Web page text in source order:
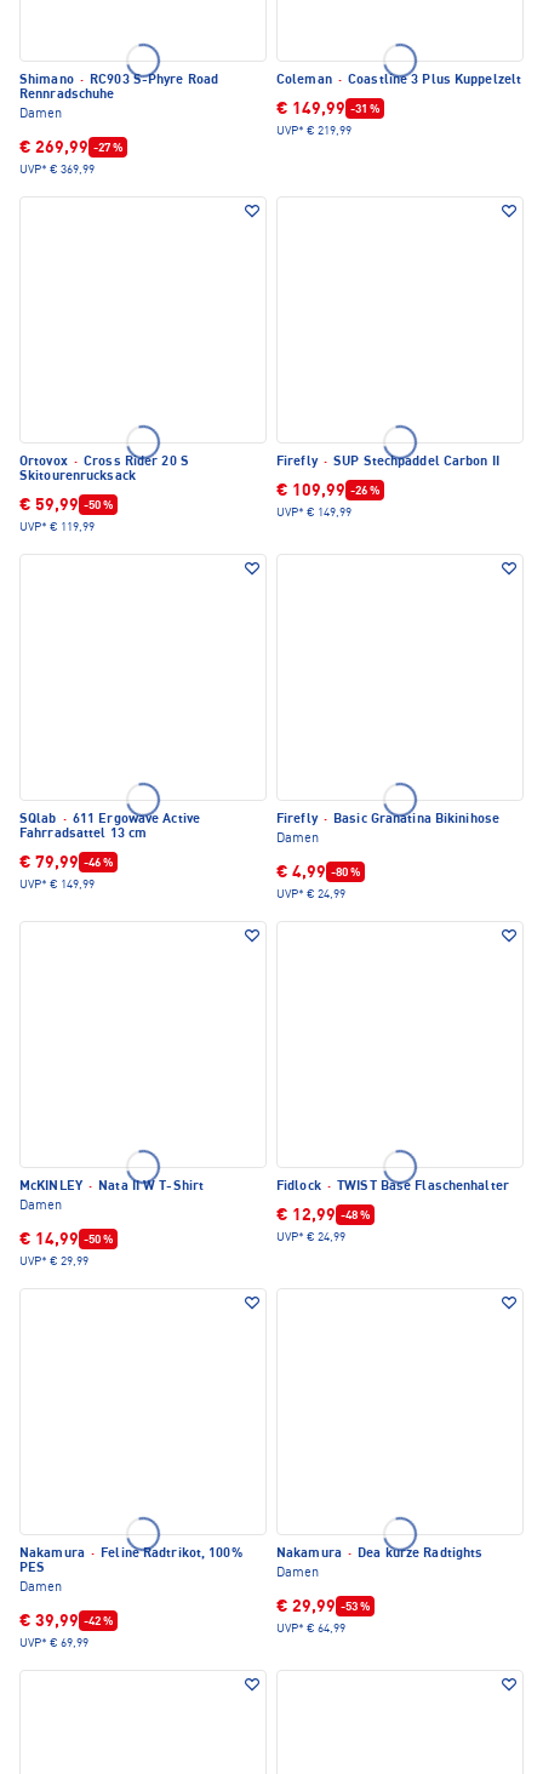
Shimano · RC903 S-Phyre Road
Rennradschuhe
Damen
€ 269,99 -27 %
UVP* € 369,99
Coleman · Coastline 3 Plus Kuppelzelt
€ 149,99 -31 %
UVP* € 219,99
Ortovox · Cross Rider 20 S
Skitourenrucksack
€ 59,99 -50 %
UVP* € 119,99
Firefly · SUP Stechpaddel Carbon II
€ 109,99 -26 %
UVP* € 149,99
SQlab · 611 Ergowave Active
Fahrradsattel 13 cm
€ 79,99 -46 %
UVP* € 149,99
Firefly · Basic Granatina Bikinihose
Damen
€ 4,99 -80 %
UVP* € 24,99
McKINLEY · Nata II W T-Shirt
Damen
€ 14,99 -50 %
UVP* € 29,99
Fidlock · TWIST Base Flaschenhalter
€ 12,99 -48 %
UVP* € 24,99
Nakamura · Feline Radtrikot, 100%
PES
Damen
€ 39,99 -42 %
UVP* € 69,99
Nakamura · Dea kurze Radtights
Damen
€ 29,99 -53 %
UVP* € 64,99